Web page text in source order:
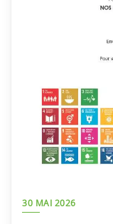
30 MAI 2026